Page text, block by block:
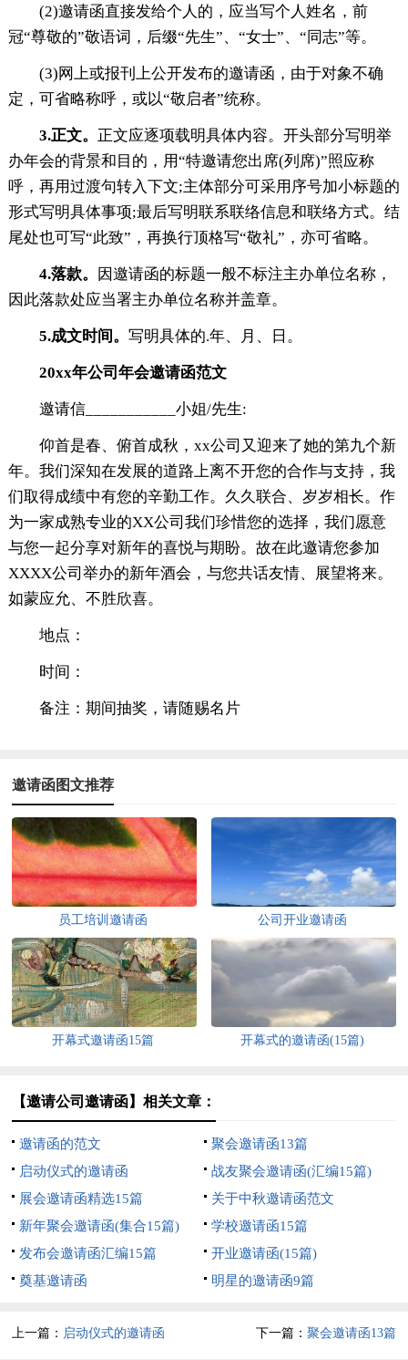
(2)邀请函直接发给个人的，应当写个人姓名，前
冠“尊敬的”敬语词，后缀“先生”、“女士”、“同志”等。
(3)网上或报刊上公开发布的邀请函，由于对象不确
定，可省略称呼，或以“敬启者”统称。
3.正文。 正文应逐项载明具体内容。开头部分写明举
办年会的背景和目的，用“特邀请您出席(列席)”照应称
呼，再用过渡句转入下文;主体部分可采用序号加小标题的
形式写明具体事项;最后写明联系联络信息和联络方式。结
尾处也可写“此致”，再换行顶格写“敬礼”，亦可省略。
4.落款。
因邀请函的标题一般不标注主办单位名称，
因此落款处应当署主办单位名称并盖章。
5.成文时间。 写明具体的.年、月、日。
20xx年公司年会邀请函范文
邀请信___________小姐/先生:
仰首是春、俯首成秋，xx公司又迎来了她的第九个新
年。我们深知在发展的道路上离不开您的合作与支持，我
们取得成绩中有您的辛勤工作。久久联合、岁岁相长。作
为一家成熟专业的XX公司我们珍惜您的选择，我们愿意
与您一起分享对新年的喜悦与期盼。故在此邀请您参加
XXXX公司举办的新年酒会，与您共话友情、展望将来。
如蒙应允、不胜欣喜。
地点：
时间：
备注：期间抽奖，请随赐名片
邀请函图文推荐
员工培训邀请函 公司开业邀请函
开幕式邀请函15篇 开幕式的邀请函(15篇)
【邀请公司邀请函】相关文章：
邀请函的范文
聚会邀请函13篇
启动仪式的邀请函
战友聚会邀请函(汇编15篇)
展会邀请函精选15篇
关于中秋邀请函范文
新年聚会邀请函(集合15篇)
学校邀请函15篇
发布会邀请函汇编15篇
开业邀请函(15篇)
奠基邀请函
明星的邀请函9篇
上一篇： 启动仪式的邀请函 下一篇： 聚会邀请函13篇